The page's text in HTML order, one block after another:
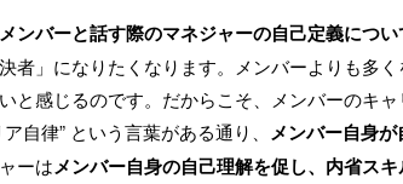
ンバーと話す際のマネジャーの自己定義につい
者」になりたくなります。メンバーよりも多
と感じるのです。だからこそ、メンバーのキ
自律” という言葉がある通り、 メンバー自身が
ーはメンバー自身の自己理解を促し、内省ス